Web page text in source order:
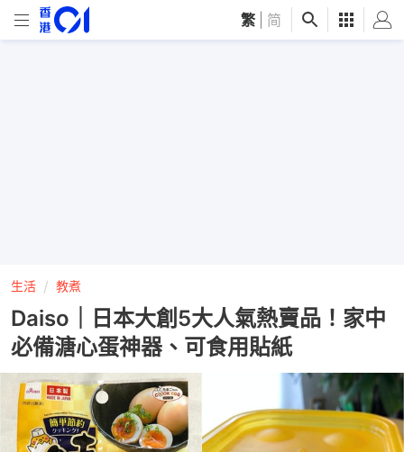
繁 简
生活 教煮
Daiso｜日本大創5大人氣熱賣品！家中
必備溏心蛋神器、可食用貼紙